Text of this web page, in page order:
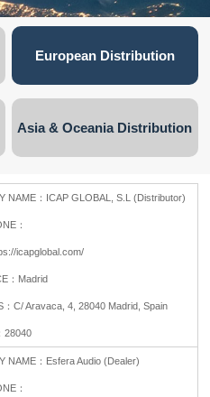
European Distribution
Asia & Oceania Distribution
NAME： ICAP GLOBAL, S.L (Distributor)
：
icapglobal.com/
： Madrid
C/ Aravaca, 4, 28040 Madrid, Spain
28040
NAME： Esfera Audio (Dealer)
：